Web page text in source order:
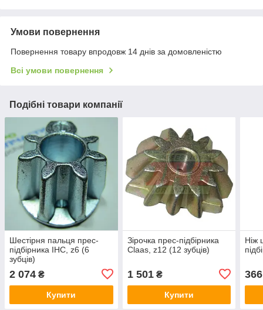
Умови повернення
Повернення товару впродовж 14 днів за домовленістю
Всі умови повернення
Подібні товари компанії
Шестірня пальця прес-
підбірника IHC, z6 (6
зубців)
2 074 ₴
Купити
Зірочка прес-підбірника
Claas, z12 (12 зубців)
1 501₴
Купити
Ніж
366